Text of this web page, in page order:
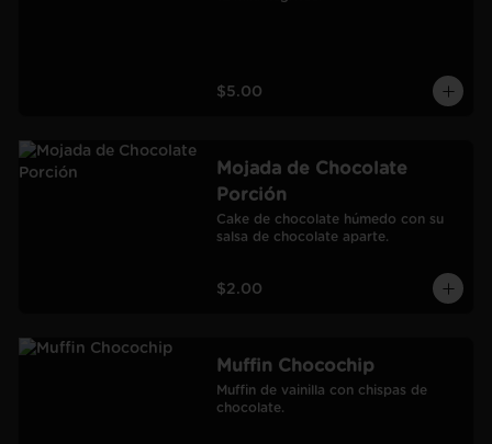
$5.00
Mojada de Chocolate
Porción
Cake de chocolate húmedo con su
salsa de chocolate aparte.
$2.00
Muffin Chocochip
Muffin de vainilla con chispas de
chocolate.